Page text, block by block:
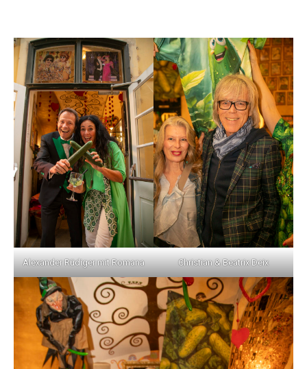
Alexander Rüdiger mit Romana Christian & Beatrix Deix